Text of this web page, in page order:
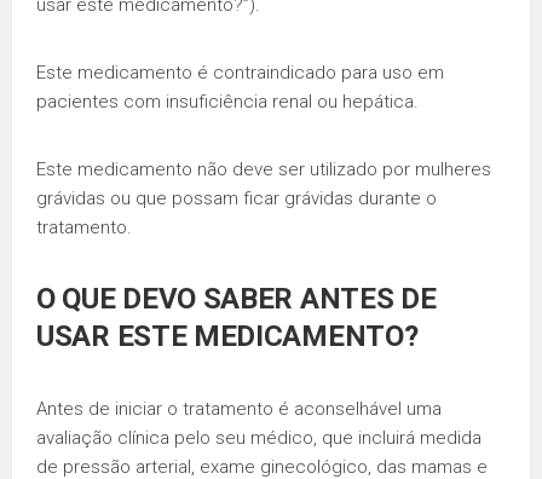
usar este medicamento?”).
Este medicamento é contraindicado para uso em
pacientes com insuficiência renal ou hepática.
Este medicamento não deve ser utilizado por mulheres
grávidas ou que possam ficar grávidas durante o
tratamento.
O QUE DEVO SABER ANTES DE
USAR ESTE MEDICAMENTO?
Antes de iniciar o tratamento é aconselhável uma
avaliação clínica pelo seu médico, que incluirá medida
de pressão arterial, exame ginecológico, das mamas e